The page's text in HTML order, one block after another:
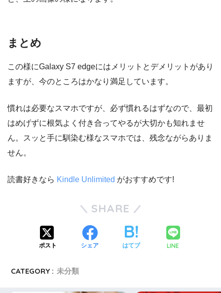
まとめ
この様にGalaxy S7 edgeにはメリットとデメリットがあり
ますが、今のところはかなり満足しています。
慣れは必要なスマホですが、必ず慣れるはずなので、最初
はめげずに根気よく付き合ってやるが大切かも知れませ
ん。スッと手に馴染む様なスマホでは、残念ながらありま
せん。
読書好きなら Kindle Unlimited がおすすめです!
SHARE
ポスト シェア はてブ LINE
CATEGORY : 未分類